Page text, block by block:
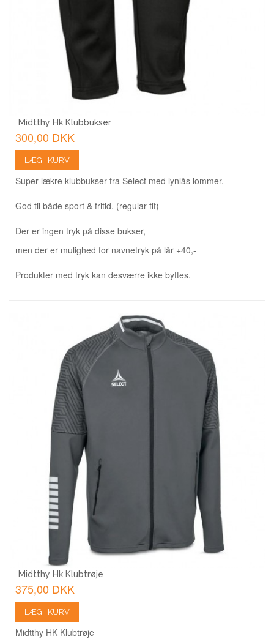
Midtthy Hk Klubbukser
300,00 DKK
LÆG I KURV
Super lækre klubbukser fra Select med lynlås lommer.
God til både sport & fritid. (regular fit)
Der er ingen tryk på disse bukser,
men der er mulighed for navnetryk på lår +40,-
Produkter med tryk kan desværre ikke byttes.
Midtthy Hk Klubtrøje
375,00 DKK
LÆG I KURV
Midtthy HK Klubtrøje